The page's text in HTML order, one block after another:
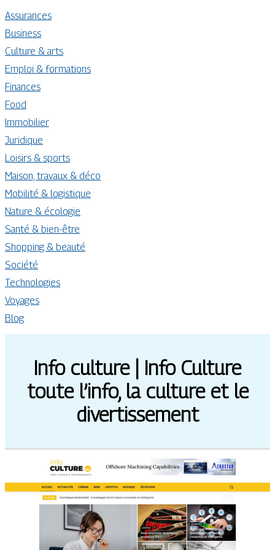
Assurances
Business
Culture & arts
Emploi & formations
Finances
Food
Immobilier
Juridique
Loisirs & sports
Maison, travaux & déco
Mobilité & logistique
Nature & écologie
Santé & bien-être
Shopping & beauté
Société
Technologies
Voyages
Blog
Info culture | Info Culture
toute l’info, la culture et le
diver­tis­se­ment